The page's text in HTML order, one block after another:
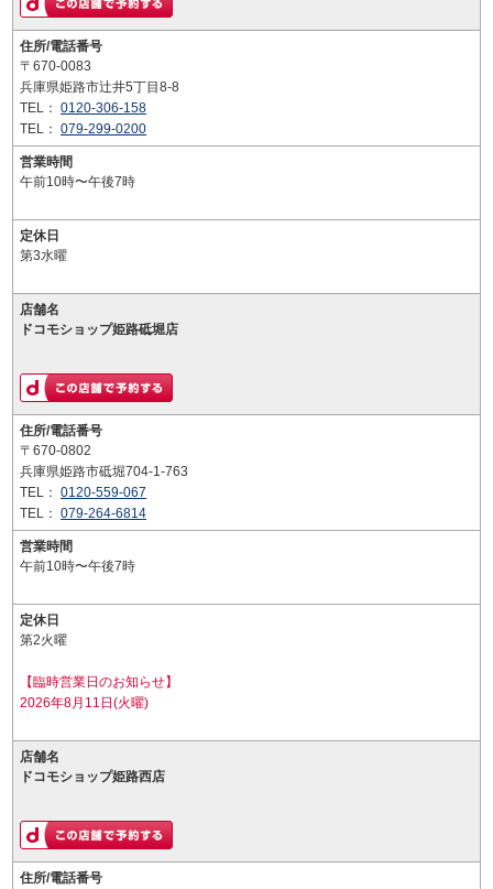
住所/電話番号
〒670-0083
兵庫県姫路市辻井5丁目8-8
TEL： 0120-306-158
TEL： 079-299-0200
営業時間
午前10時〜午後7時
定休日
第3水曜
店舗名
ドコモショップ姫路砥堀店
住所/電話番号
〒670-0802
兵庫県姫路市砥堀704-1-763
TEL： 0120-559-067
TEL： 079-264-6814
営業時間
午前10時〜午後7時
定休日
第2火曜
【臨時営業日のお知らせ】
2026年8月11日(火曜)
店舗名
ドコモショップ姫路西店
住所/電話番号